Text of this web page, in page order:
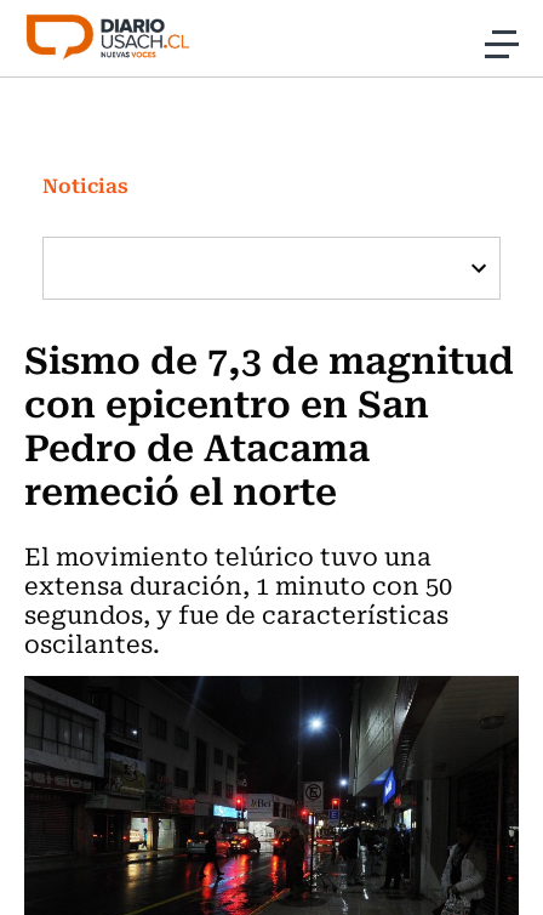
Click acá para ir directamente al contenido
Investigación
Cultura
Programas Radio y TV Usach
Noticias
Sismo de 7,3 de magnitud
con epicentro en San
Pedro de Atacama
remeció el norte
El movimiento telúrico tuvo una
extensa duración, 1 minuto con 50
segundos, y fue de características
oscilantes.